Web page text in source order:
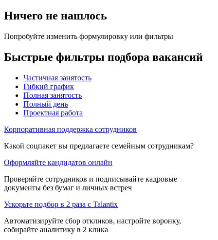
Ничего не нашлось
Попробуйте изменить формулировку или фильтры
Быстрые фильтры подбора вакансий
Частичная занятость
Гибкий график
Полная занятость
Полный день
Проектная работа
Корпоративная поддержка сотрудников
Какой соцпакет вы предлагаете семейным сотрудникам?
Оформляйте кандидатов онлайн
Проверяйте сотрудников и подписывайте кадровые
документы без бумаг и личных встреч
Ускорьте подбор в 2 раза с Talantix
Автоматизируйте сбор откликов, настройте воронку,
собирайте аналитику в 2 клика